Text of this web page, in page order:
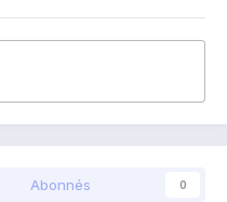
Abonnés 0